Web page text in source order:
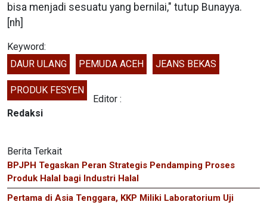
bisa menjadi sesuatu yang bernilai," tutup Bunayya.
[nh]
Keyword:
DAUR ULANG
PEMUDA ACEH JEANS BEKAS
PRODUK FESYEN
Editor :
Redaksi
Berita Terkait
BPJPH Tegaskan Peran Strategis Pendamping Proses
Produk Halal bagi Industri Halal
Pertama di Asia Tenggara, KKP Miliki Laboratorium Uji